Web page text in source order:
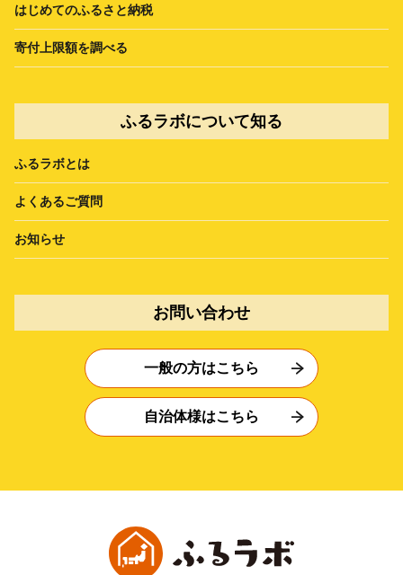
はじめてのふるさと納税
寄付上限額を調べる
ふるラボについて知る
ふるラボとは
よくあるご質問
お知らせ
お問い合わせ
一般の方はこちら
自治体様はこちら